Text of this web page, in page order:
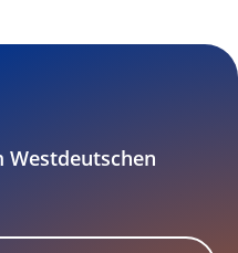
Westdeutschen